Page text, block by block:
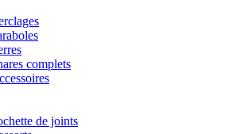
complets
de joints